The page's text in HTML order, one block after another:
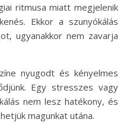
ritmusa miatt megjelenik
Ekkor a szunyókálás
ugyanakkor nem zavarja
nyugodt és kényelmes
Egy stresszes vagy
nem lesz hatékony, és
magunkat utána.